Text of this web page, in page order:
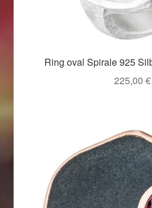
Ring oval Spirale 925
225,00 €